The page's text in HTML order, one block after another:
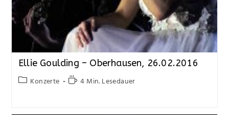
Ellie Goulding – Oberhausen, 26.02.2016
Konzerte 4 Min. Lesedauer